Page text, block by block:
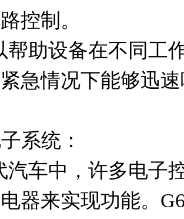
控制。
急情况下能够迅
系统：
器来实现功能。